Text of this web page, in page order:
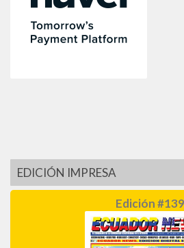
EDICIÓN IMPRESA
Edición